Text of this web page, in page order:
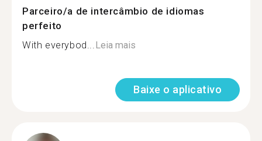
Parceiro/a de intercâmbio de idiomas
perfeito
With everybod...Leia mais
Baixe o aplicativo